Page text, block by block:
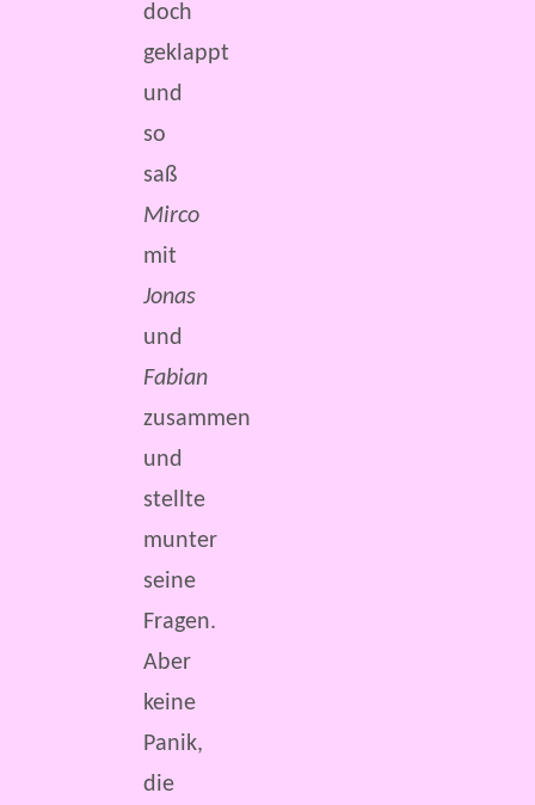
doch
geklappt
und
so
saß
Mirco
mit
Jonas
und
Fabian
zusammen
und
stellte
munter
seine
Fragen.
Aber
keine
Panik,
die